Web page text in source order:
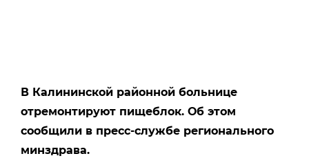
В Калининской районной больнице
отремонтируют пищеблок. Об этом
сообщили в пресс-службе регионального
минздрава.